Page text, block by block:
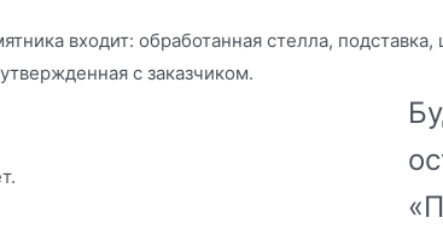
входит: обработанная стелла,
с заказчиком.